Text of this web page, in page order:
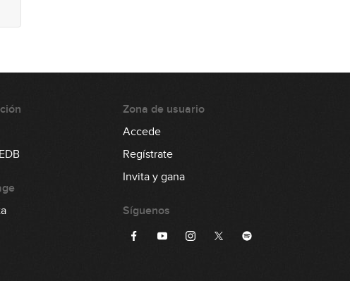
Zona de usuario
Accede
Regístrate
Invita y gana
Síguenos